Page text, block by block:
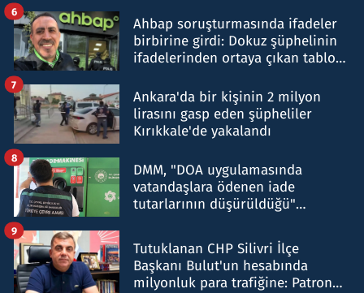
Ahbap soruşturmasında ifadeler
birbirine girdi: Dokuz şüphelinin
ifadelerinden ortaya çıkan tablo
6
Ankara'da bir kişinin 2 milyon
lirasını gasp eden şüpheliler
Kırıkkale'de yakalandı
7
DMM, "DOA uygulamasında
vatandaşlara ödenen iade
tutarlarının düşürüldüğü"
8
Tutuklanan CHP Silivri İlçe
Başkanı Bulut'un hesabında
milyonluk para trafiğine: Patron
9